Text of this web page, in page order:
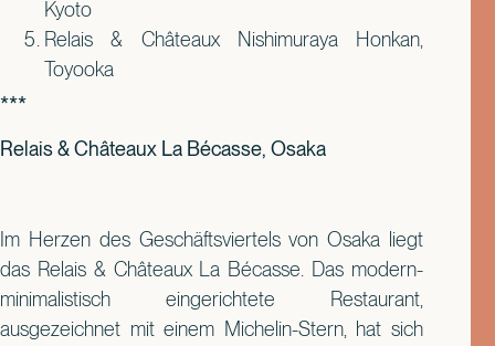
Kyoto
Relais & Châteaux Nishimuraya Honkan,
Toyooka
***
Relais & Châteaux La Bécasse, Osaka
Im Herzen des Geschäftsviertels von Osaka liegt
das Relais & Châteaux La Bécasse. Das modern-
minimalistisch eingerichtete Restaurant,
ausgezeichnet mit einem Michelin-Stern, hat sich